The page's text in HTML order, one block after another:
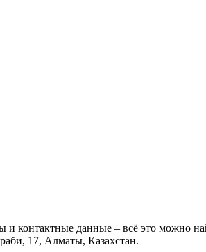
контактные данные – всё это можно
17, Алматы, Казахстан.